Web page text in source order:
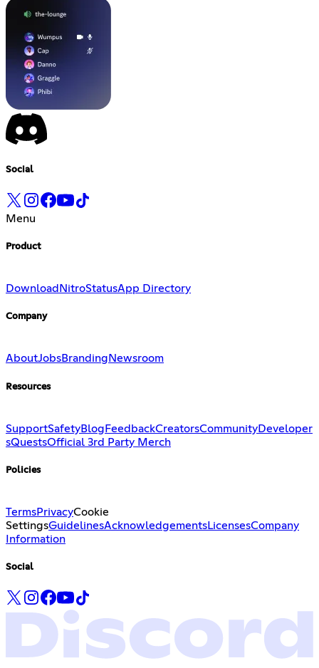
Social
Menu
Product
Download NitroStatusApp Directory
Company
AboutJobsBranding Newsroom
Resources
SupportSafetyBlog FeedbackCreatorsCommunityDeveloper
sQuestsOfficial 3rd Party Merch
Policies
TermsPrivacyCookie
SettingsGuidelinesAcknowledgementsLicensesCompany
Information
Social